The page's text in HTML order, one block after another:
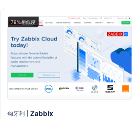
79%相似度
匈牙利 Zabbix